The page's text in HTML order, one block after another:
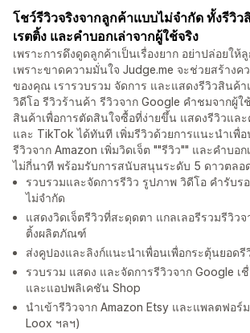
โชว์รีวิวจริงจากลูกค้าแบบไม่จำกัด ทั้งรีวิ
เรตติ้ง และคำบอกเล่าจากผู้ใช้จริง
เพราะการดึงดูดลูกค้าเป็นเรื่องยาก อย่าปล่อยให้
เพราะขาดความมั่นใจ Judge.me จะช่วยสร้างค
ของคุณ เรารวบรวม จัดการ และแสดงรีวิวสินค้า
วิดีโอ รีวิวร้านค้า รีวิวจาก Google คำชมจากผู้
สินค้าเพื่อการตัดสินใจซื้อที่ง่ายขึ้น แสดงรีวิวแล
และ TikTok ได้ทันที เพิ่มรีวิวด้วยการแนะนำเพื่
รีวิวจาก Amazon เพิ่มวิดเจ็ต ""รีวิว"" และคำบอก
ไม่กี่นาที พร้อมรับการสนับสนุนระดับ 5 ดาวตลอ
รวบรวมและจัดการรีวิว รูปภาพ วิดีโอ คำรับร
ไม่จำกัด
แสดงวิดเจ็ตรีวิวที่สะดุดตา แกลเลอรีรวมรีวิวจ
ติ้งผลิตภัณฑ์
ส่งคูปองและลิงก์แนะนำเพื่อนเพื่อกระตุ้นยอด
รวบรวม แสดง และจัดการรีวิวจาก Google เ
และแอปพลิเคชัน Shop
นำเข้ารีวิวจาก Amazon Etsy และแพลตฟอร์
Loox ฯลฯ)